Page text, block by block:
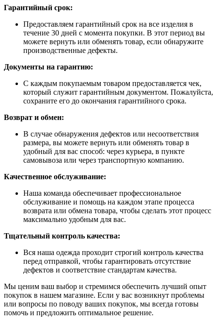
Гарантийный срок:
Предоставляем гарантийный срок на все изделия в
течение 30 дней с момента покупки. В этот период вы
можете вернуть или обменять товар, если обнаружите
производственные дефекты.
Документы на гарантию:
С каждым покупаемым товаром предоставляется чек,
который служит гарантийным документом. Пожалуйста,
сохраните его до окончания гарантийного срока.
Возврат и обмен:
В случае обнаружения дефектов или несоответствия
размера, вы можете вернуть или обменять товар в
удобный для вас способ: через курьера, в пункте
самовывоза или через транспортную компанию.
Качественное обслуживание:
Наша команда обеспечивает профессиональное
обслуживание и помощь на каждом этапе процесса
возврата или обмена товара, чтобы сделать этот процесс
максимально удобным для вас.
Тщательный контроль качества:
Вся наша одежда проходит строгий контроль качества
перед отправкой, чтобы гарантировать отсутствие
дефектов и соответствие стандартам качества.
Мы ценим ваш выбор и стремимся обеспечить лучший опыт
покупок в нашем магазине. Если у вас возникнут проблемы
или вопросы по поводу ваших покупок, мы всегда готовы
помочь и предложить оптимальное решение.